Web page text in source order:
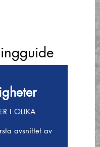
I OLIKA
avsnittet av